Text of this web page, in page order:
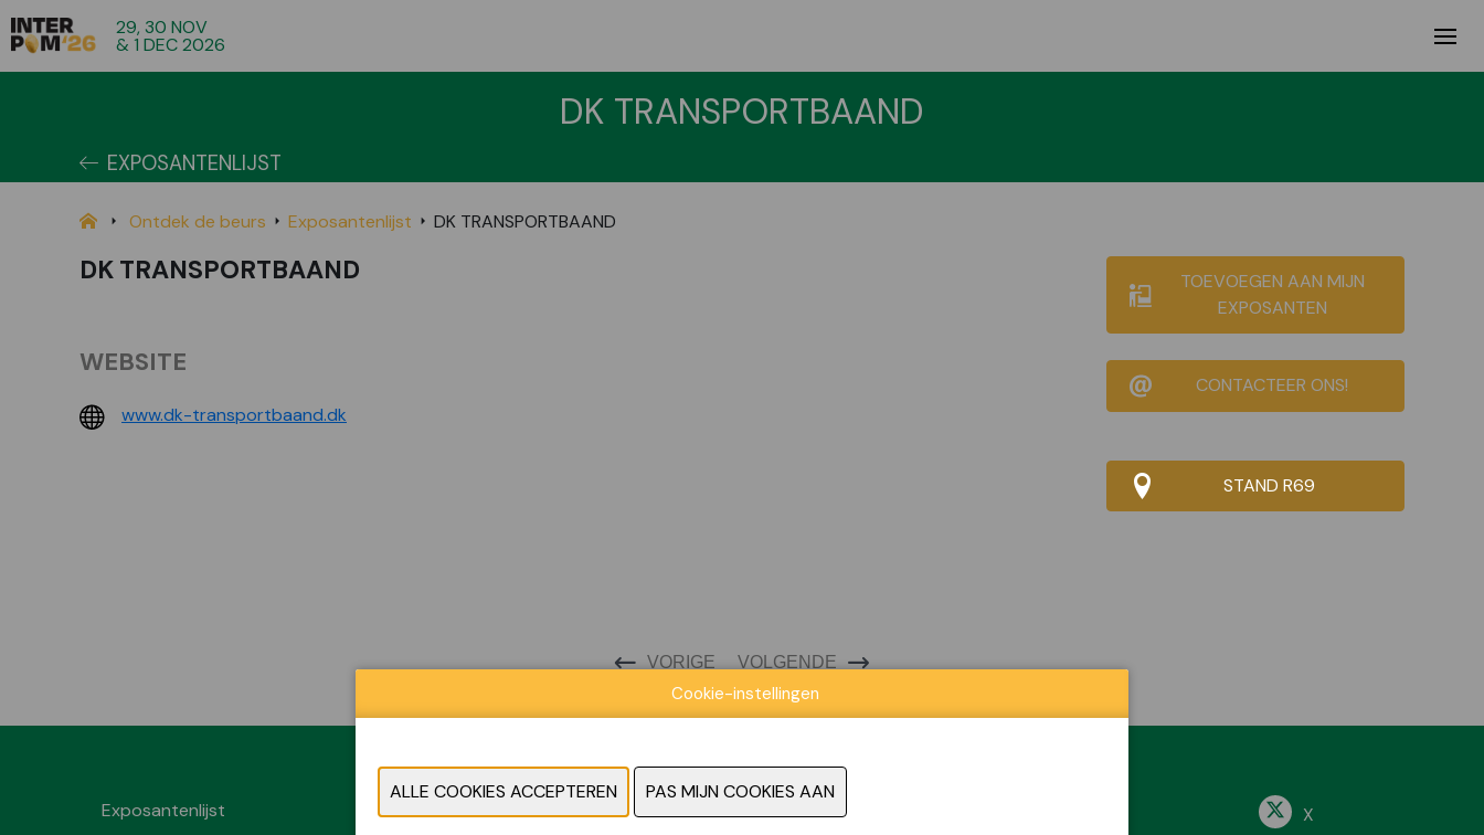
29, 30 NOV
& 1 DEC 2026
DK TRANSPORTBAAND
EXPOSANTENLIJST
Ontdek de beurs Exposantenlijst DK TRANSPORTBAAND
DK TRANSPORTBAAND
TOEVOEGEN AAN MIJN
EXPOSANTEN
CONTACTEER ONS!
STAND R69
WEBSITE
www.dk-transportbaand.dk
VORIGE VOLGENDE
Exposantenlijst
Locatie
X
Cookie-instellingen